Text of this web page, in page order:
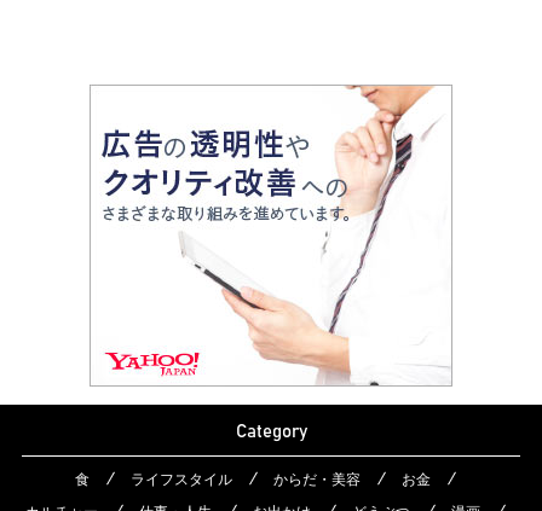
Category
食 ライフスタイル からだ・美容
お金